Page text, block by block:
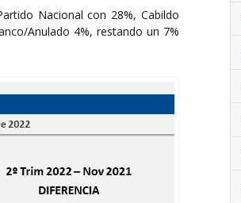
Nacional con 28%, Cabildo
Anulado 4%, restando un 7%